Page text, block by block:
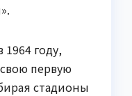
году,
первую
стадионы